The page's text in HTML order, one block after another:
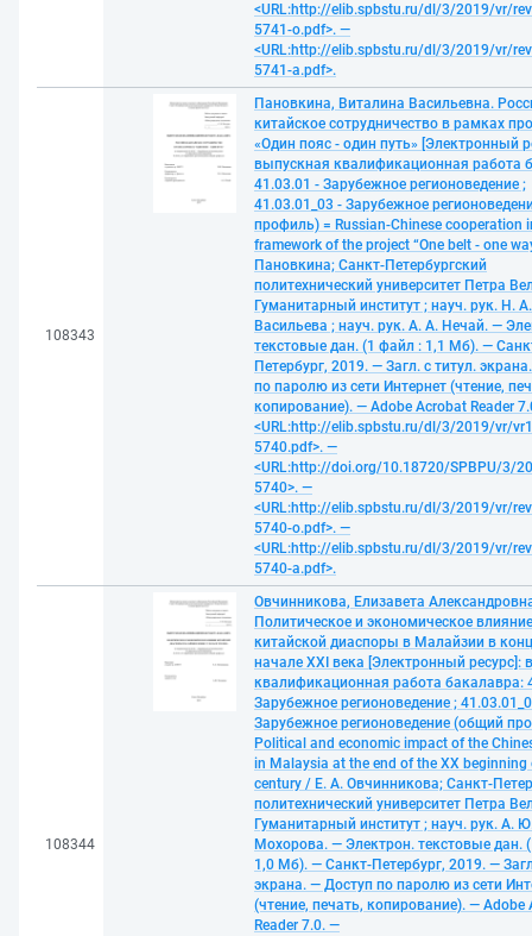
<URL:http://elib.spbstu.ru/dl/3/2019/vr/
5741-o.pdf>. —
<URL:http://elib.spbstu.ru/dl/3/2019/vr/
5741-a.pdf>.
108343
Пановкина, Виталина Васильевна.
китайское сотрудничество в рамках
«Один пояс - один путь» [Электронный
выпускная квалификационная работа
41.03.01 - Зарубежное регионоведение ;
41.03.01_03 - Зарубежное
профиль) = Russian-Chinese cooperation
framework of the project “One belt - one
Пановкина; Санкт-Петербургский
политехнический университет Петра
Гуманитарный институт ; науч. рук. Н. А.
Васильева ; науч. рук. А. А. Нечай. —
текстовые дан. (1 файл : 1,1 Мб). —
Петербург, 2019. — Загл. с титул.
по паролю из сети Интернет (чтение,
копирование). — Adobe Acrobat Reader
<URL:http://elib.spbstu.ru/dl/3/2019/vr/
5740.pdf>. —
<URL:http://doi.org/10.18720/SPBPU/3/
5740>. —
<URL:http://elib.spbstu.ru/dl/3/2019/vr/
5740-o.pdf>. —
<URL:http://elib.spbstu.ru/dl/3/2019/vr/
5740-a.pdf>.
108344
Овчинникова, Елизавета
Политическое и экономическое влияние
китайской диаспоры в Малайзии в
начале XXI века [Электронный ресурс]:
квалификационная работа бакалавра:
Зарубежное регионоведение ;
Зарубежное регионоведение (общий
Political and economic impact of the
in Malaysia at the end of the XX beginning
century / Е. А. Овчинникова; Санкт-
политехнический университет Петра
Гуманитарный институт ; науч. рук. А.
Мохорова. — Электрон. текстовые дан.
1,0 Мб). — Санкт-Петербург, 2019. —
экрана. — Доступ по паролю из сети
(чтение, печать, копирование). — Adobe
Reader 7.0. —